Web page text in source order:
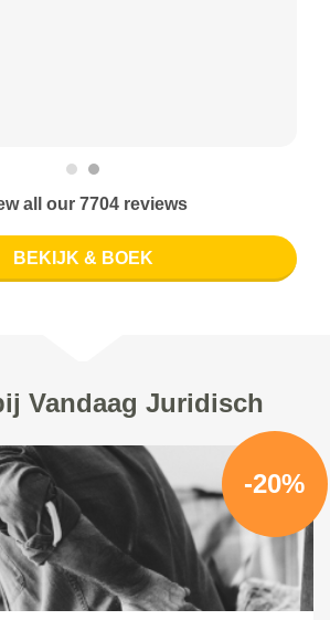
all our 7704 reviews
BEKIJK & BOEK
Vandaag Juridisch
-20%